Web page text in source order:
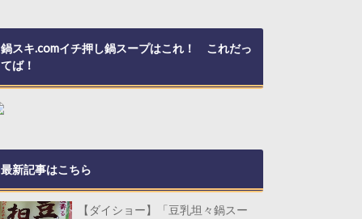
鍋スキ.comイチ押し鍋スープはこれ！ これだっ
てば！
最新記事はこちら
【ダイショー】「豆乳坦々鍋スー